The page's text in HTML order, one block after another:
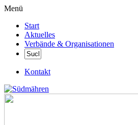
Menü
Start
Aktuelles
Verbände & Organisationen
Kontakt